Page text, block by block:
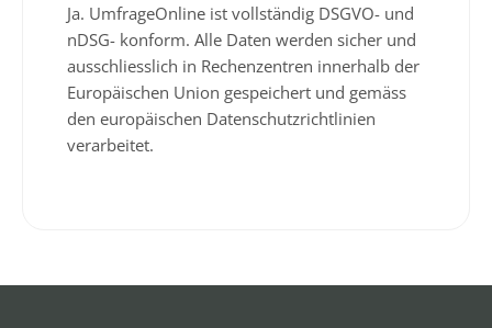
Ja. UmfrageOnline ist vollständig DSGVO- und
nDSG- konform. Alle Daten werden sicher und
ausschliesslich in Rechenzentren innerhalb der
Europäischen Union gespeichert und gemäss
den europäischen Datenschutzrichtlinien
verarbeitet.